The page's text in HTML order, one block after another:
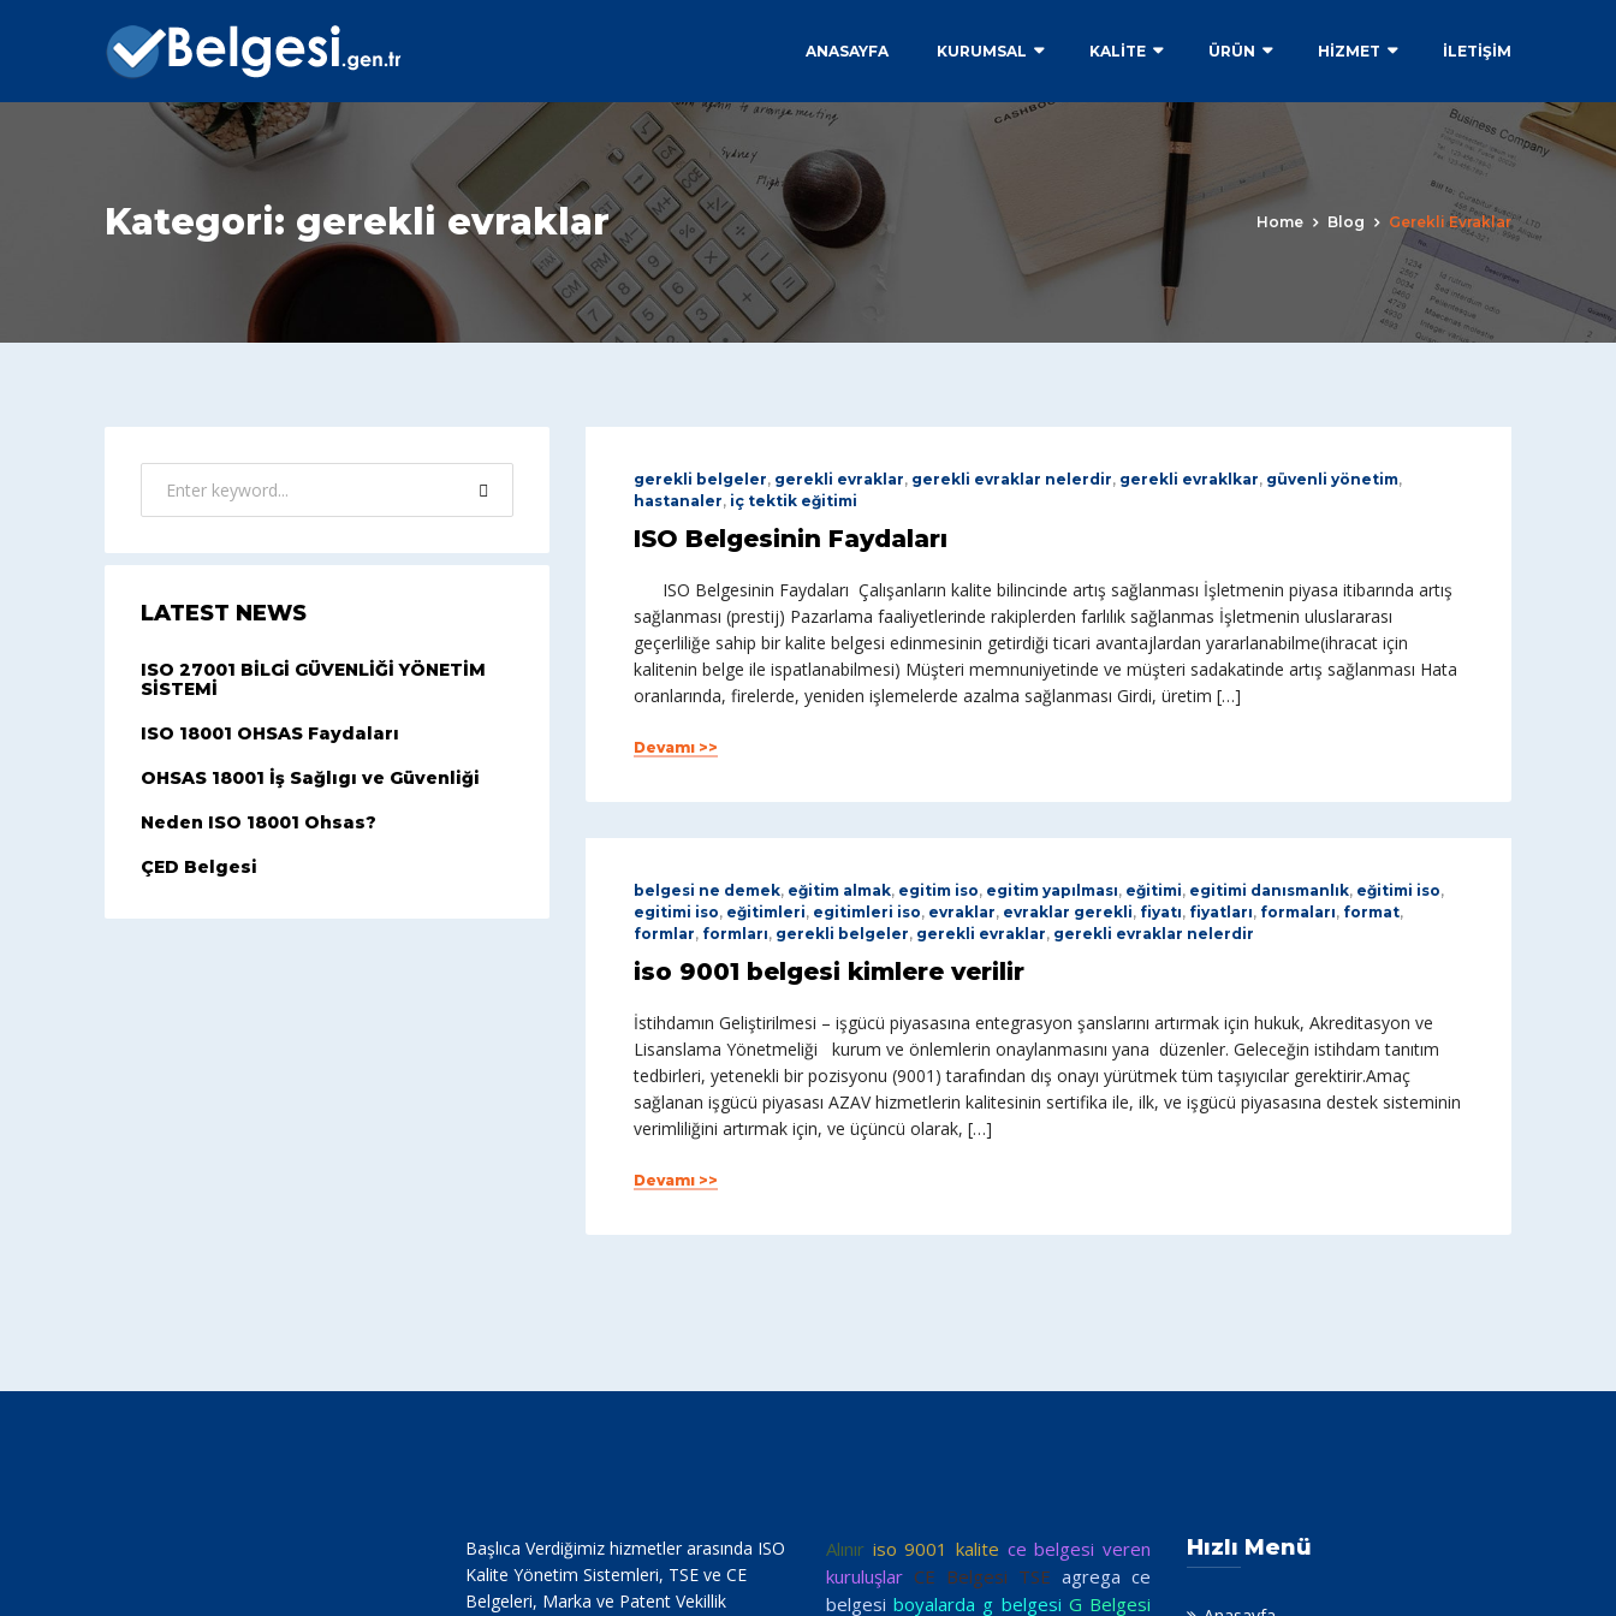
ANASAYFA KURUMSAL KALİTE ÜRÜN HİZMET İLETIŞIM
Kategori: gerekli evraklar Home Blog Gerekli Evraklar
gerekli belgeler, gerekli evraklar, gerekli evraklar nelerdir, gerekli evraklkar, güvenli yönetim,
hastanaler, iç tektik eğitimi
ISO Belgesinin Faydaları
ISO Belgesinin Faydaları Çalışanların kalite bilincinde artış sağlanması İşletmenin piyasa itibarında artış
sağlanması (prestij) Pazarlama faaliyetlerinde rakiplerden farlılık sağlanmas İşletmenin uluslararası
geçerliliğe sahip bir kalite belgesi edinmesinin getirdiği ticari avantajlardan yararlanabilme(ihracat için
kalitenin belge ile ispatlanabilmesi) Müşteri memnuniyetinde ve müşteri sadakatinde artış sağlanması Hata
oranlarında, firelerde, yeniden işlemelerde azalma sağlanması Girdi, üretim […]
Devamı >>
belgesi ne demek, eğitim almak, egitim iso, egitim yapılması, eğitimi, egitimi danısmanlık, eğitimi iso,
egitimi iso, eğitimleri, egitimleri iso, evraklar, evraklar gerekli, fiyatı, fiyatları, formaları, format,
formlar, formları, gerekli belgeler, gerekli evraklar, gerekli evraklar nelerdir
iso 9001 belgesi kimlere verilir
İstihdamın Geliştirilmesi – işgücü piyasasına entegrasyon şanslarını artırmak için hukuk, Akreditasyon ve
Lisanslama Yönetmeliği kurum ve önlemlerin onaylanmasını yana düzenler. Geleceğin istihdam tanıtım
tedbirleri, yetenekli bir pozisyonu (9001) tarafından dış onayı yürütmek tüm taşıyıcılar gerektirir.Amaç
sağlanan işgücü piyasası AZAV hizmetlerin kalitesinin sertifika ile, ilk, ve işgücü piyasasına destek sisteminin
verimliliğini artırmak için, ve üçüncü olarak, […]
Devamı >>
LATEST NEWS
ISO 27001 BİLGİ GÜVENLİĞİ YÖNETİM
SİSTEMİ
ISO 18001 OHSAS Faydaları
OHSAS 18001 İş Sağlıgı ve Güvenliği
Neden ISO 18001 Ohsas?
ÇED Belgesi
Başlıca Verdiğimiz hizmetler arasında ISO
Kalite Yönetim Sistemleri, TSE ve CE
Belgeleri, Marka ve Patent Vekillik
Alınır iso 9001 kalite ce belgesi veren
kuruluşlar CE Belgesi TSE agrega ce
belgesi boyalarda g belgesi G Belgesi
Hızlı Menü